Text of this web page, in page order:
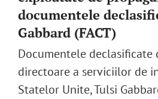
documentele
Gabbard (FACT)
Documentele declasificate
directoare a serviciilor de
Statelor Unite, Tulsi